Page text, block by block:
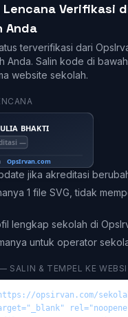
Lencana Verifikasi
Anda
terverifikasi dari
Anda. Salin kode di
website sekolah.
jika akreditasi
1 file SVG, tidak
lengkap sekolah di
untuk operator
SALIN & TEMPEL KE